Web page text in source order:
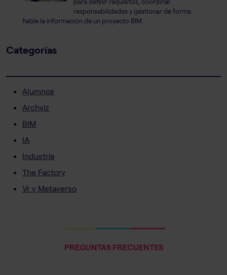
responsabilidades y gestionar de forma
fiable la información de un proyecto BIM.
Categorías
Alumnos
Archviz
BIM
IA
Industria
The Factory
Vr y Metaverso
PREGUNTAS FRECUENTES